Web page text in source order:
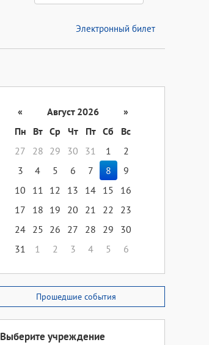
Электронный билет
« Август 2026
»
Пн
Вт Ср Чт Пт Сб
Вс
27
28 29 30 31 1
2
3
4 5 6 7 8
9
10
11 12 13 14 15
16
17
18 19 20 21 22
23
24 25 26 27 28 29
30
31
1 2 3 4 5 6
Прошедшие события
Выберите учреждение